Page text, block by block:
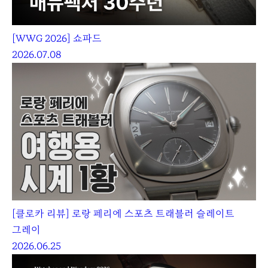
[WWG 2026] 쇼파드
2026.07.08
[클로카 리뷰] 로랑 페리에 스포츠 트래블러 슬레이트
그레이
2026.06.25